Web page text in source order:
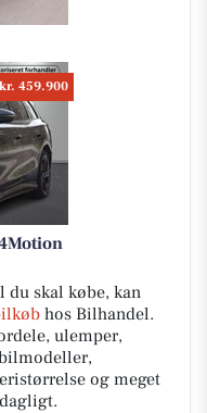
kr. 459.900
skal købe, kan
hos Bilhandel.
ulemper,
og meget